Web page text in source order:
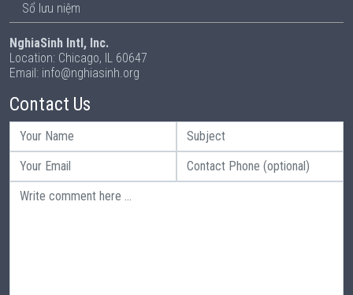
Sổ lưu niệm
NghiaSinh Intl, Inc.
Location: Chicago, IL 60647
Email: info@nghiasinh.org
Contact Us